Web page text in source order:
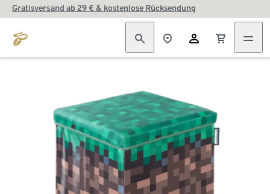
Gratisversand ab 29 € & kostenlose Rücksendung